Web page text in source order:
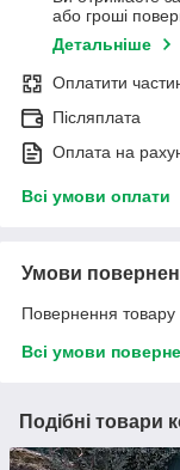
або гроші
Детальніше
Оплатити
Післяплата
Оплата на
Всі умови оплати
Умови
Повернення товару
Всі умови
Подібні товари